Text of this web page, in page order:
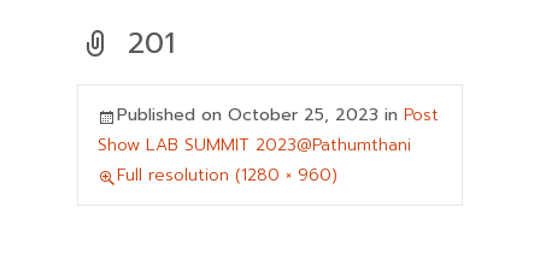
201
Published on October 25, 2023 in Post
Show LAB SUMMIT 2023@Pathumthani
Full resolution (1280 × 960)